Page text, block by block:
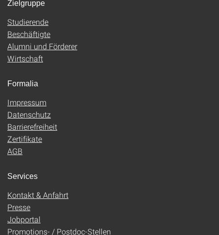
Zielgruppe
Studierende
Beschäftigte
Alumni und Förderer
Wirtschaft
Formalia
Impressum
Datenschutz
Barrierefreiheit
Zertifikate
AGB
Services
Kontakt & Anfahrt
Presse
Jobportal
Promotions- / Postdoc-Stellen